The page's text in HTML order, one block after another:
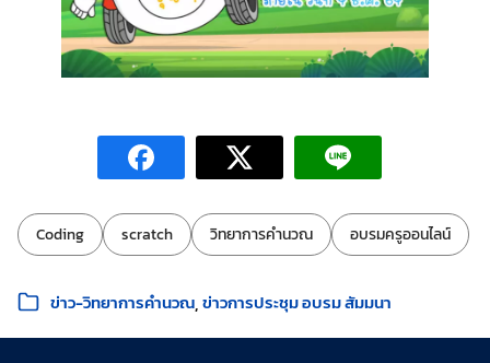
ป้ายกำกับ:
Coding scratch วิทยาการคำนวณ อบรมครูออนไลน์
หมวดหมู่:
ข่าว-วิทยาการคำนวณ ข่าวการประชุม อบรม สัมมนา